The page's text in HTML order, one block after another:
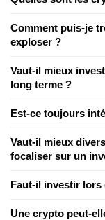
Comment puis-je
exploser ?
Vaut-il mieux
long terme ?
Est-ce toujours
Vaut-il mieux
focaliser sur un
Faut-il investir lors
Une crypto peut-